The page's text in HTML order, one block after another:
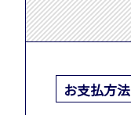
お支払方法